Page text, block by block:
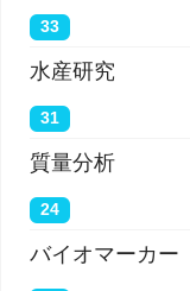
33
水産研究
31
質量分析
24
バイオマーカー